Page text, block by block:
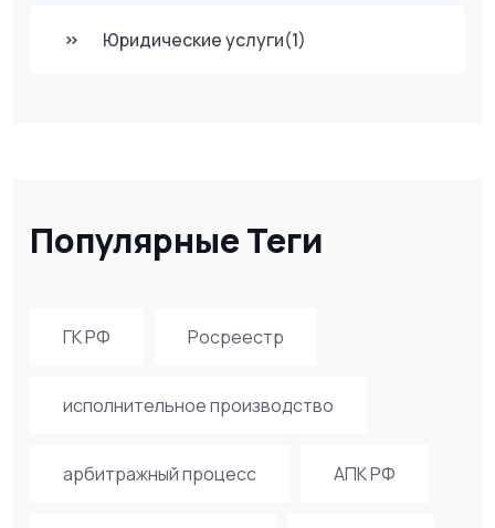
Юридические услуги(1)
Популярные Теги
ГК РФ Росреестр
исполнительное производство
арбитражный процесс АПК РФ